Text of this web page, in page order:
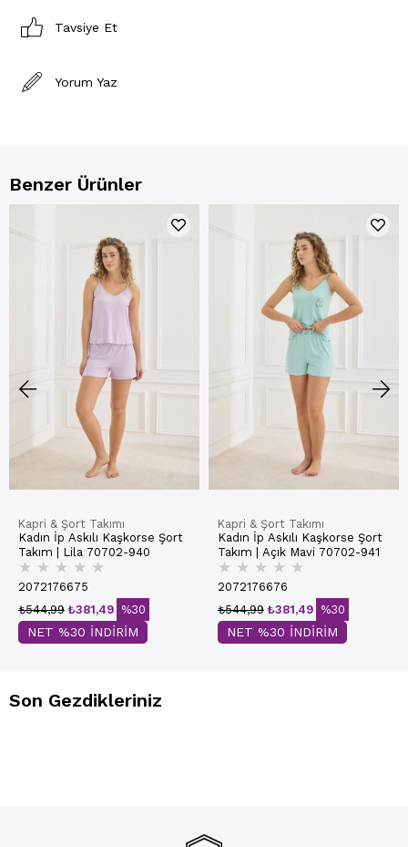
Tavsiye Et
Yorum Yaz
Benzer Ürünler
Kapri & Şort Takımı
Kadın İp Askılı Kaşkorse Şort
Takım | Lila 70702-940
★ ★ ★ ★ ★
2072176675
₺381,49
₺544,99 %30
NET %30 İNDİRİM
Kapri & Şort Takımı
Kadın İp Askılı Kaşkorse Şort
Takım | Açık Mavi 70702-941
★ ★ ★ ★ ★
2072176676
₺381,49
₺544,99 %30
NET %30 İNDİRİM
Son Gezdikleriniz